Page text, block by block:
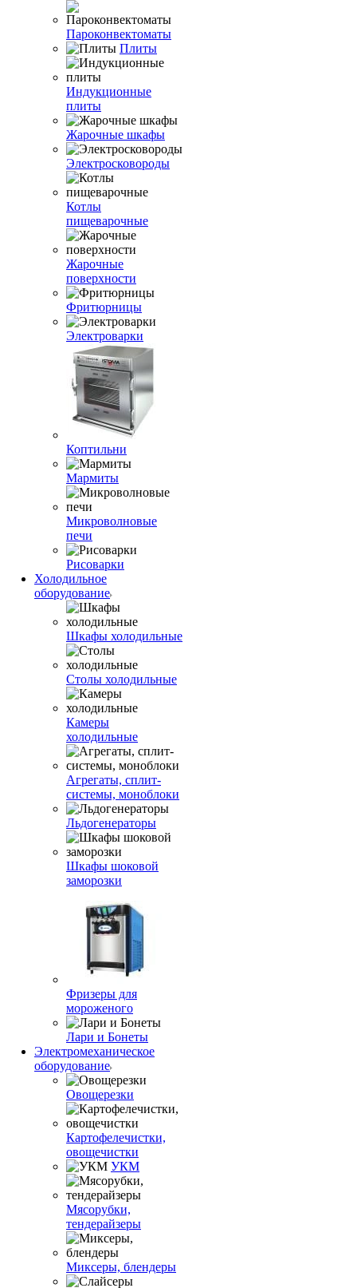
Пароконвектоматы
Плиты
Индукционные
плиты
Жарочные шкафы
Электросковороды
Котлы
пищеварочные
Жарочные
поверхности
Фритюрницы
Электроварки
Коптильни
Мармиты
Микроволновые
печи
Рисоварки
Холодильное
оборудование
Шкафы холодильные
Столы холодильные
Камеры
холодильные
Агрегаты, сплит-
системы, моноблоки
Льдогенераторы
Шкафы шоковой
заморозки
Фризеры для
мороженого
Лари и Бонеты
Электромеханическое
оборудование
Овощерезки
Картофелечистки,
овощечистки
УКМ
Мясорубки,
тендерайзеры
Миксеры, блендеры